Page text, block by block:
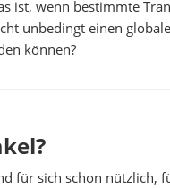
ist, wenn bestimmte
unbedingt einen
können?
für sich schon nützlich,